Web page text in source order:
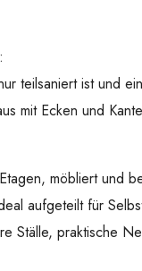
teilsaniert ist und
mit Ecken und
möbliert und
aufgeteilt für
Ställe, praktische